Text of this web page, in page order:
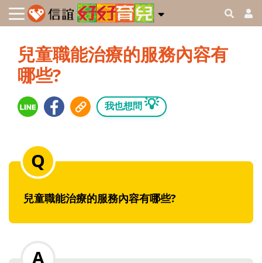
兒童職能治療的服務內容有
哪些?
我也想問 💡
兒童職能治療的服務內容有哪些?